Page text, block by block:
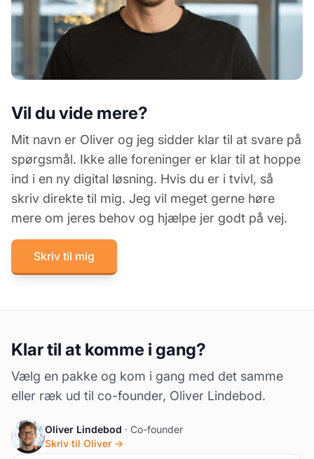
Vil du vide mere?
Mit navn er Oliver og jeg sidder klar til at svare på
spørgsmål. Ikke alle foreninger er klar til at hoppe
ind i en ny digital løsning. Hvis du er i tvivl, så
skriv direkte til mig. Jeg vil meget gerne høre
mere om jeres behov og hjælpe jer godt på vej.
Skriv til mig
Klar til at komme i gang?
Vælg en pakke og kom i gang med det samme
eller ræk ud til co-founder, Oliver Lindebod.
Oliver Lindebod · Co-founder
Skriv til Oliver →